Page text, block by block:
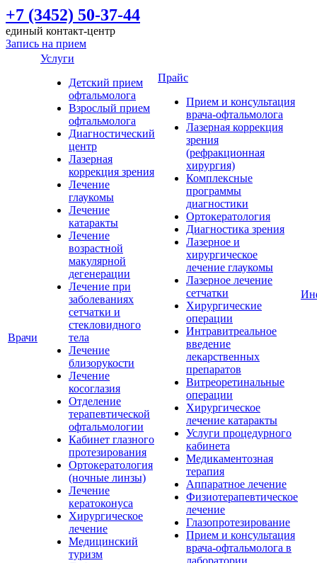
+7 (3452) 50-37-44
единый контакт-центр
Запись на прием
Врачи
Услуги
Детский прием
офтальмолога
Взрослый прием
офтальмолога
Диагностический
центр
Лазерная
коррекция зрения
Лечение
глаукомы
Лечение
катаракты
Лечение
возрастной
макулярной
дегенерации
Лечение при
заболеваниях
сетчатки и
стекловидного
тела
Лечение
близорукости
Лечение
косоглазия
Отделение
терапевтической
офтальмологии
Кабинет глазного
протезирования
Ортокератология
(ночные линзы)
Лечение
кератоконуса
Хирургическое
лечение
Медицинский
туризм
Прайс
Прием и консультация
врача-офтальмолога
Лазерная коррекция
зрения
(рефракционная
хирургия)
Комплексные
программы
диагностики
Ортокератология
Диагностика зрения
Лазерное и
хирургическое
лечение глаукомы
Лазерное лечение
сетчатки
Хирургические
операции
Интравитреальное
введение
лекарственных
препаратов
Витреоретинальные
операции
Хирургическое
лечение катаракты
Услуги процедурного
кабинета
Медикаментозная
терапия
Аппаратное лечение
Физиотерапевтическое
лечение
Глазопротезирование
Прием и консультация
врача-офтальмолога в
лаборатории